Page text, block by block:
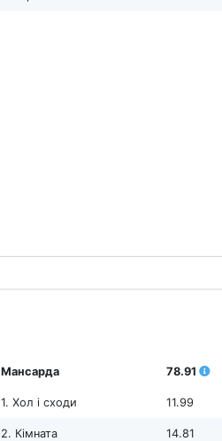
Мансарда 78.91
1. Хол і сходи 11.99
2. Кімната 14.81